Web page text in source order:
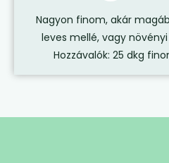
Nagyon finom, akár
leves mellé, vagy
Hozzávalók: 25 dkg